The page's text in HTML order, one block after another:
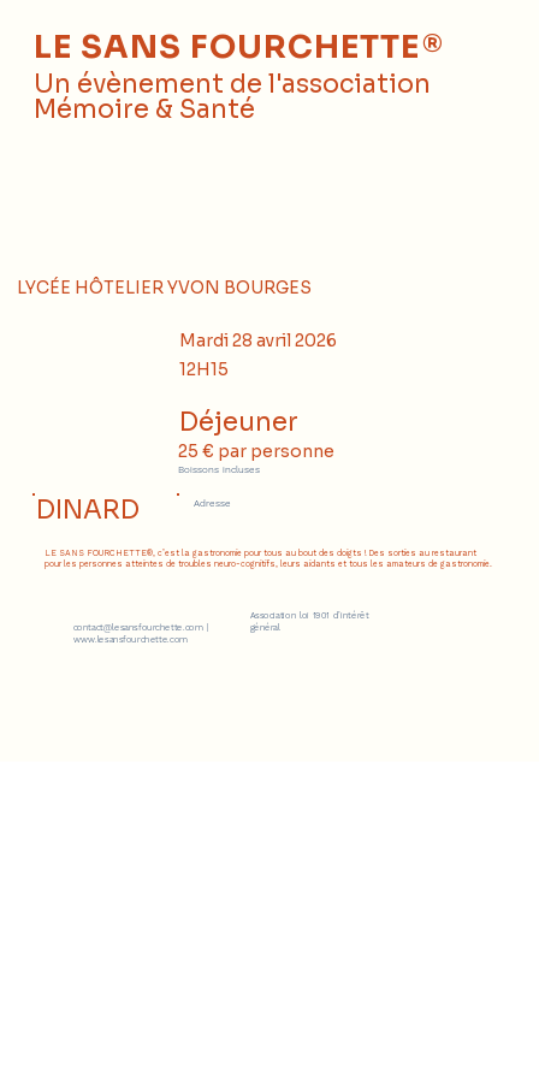
LE SANS FOURCHETTE®
Un évènement de l'association
Mémoire & Santé
LYCÉE HÔTELIER YVON BOURGES
Mardi 28 avril 2026
12H15
Déjeuner
25 € par personne
Boissons incluses
DINARD Adresse
LE SANS FOURCHETTE®, c’est la gastronomie pour tous au bout des doigts ! Des sorties au restaurant
pour les personnes atteintes de troubles neuro-cognitifs, leurs aidants et tous les amateurs de gastronomie.
contact@lesansfourchette.com
www.lesansfourchette.com
Association loi 1901 d’intérêt
général